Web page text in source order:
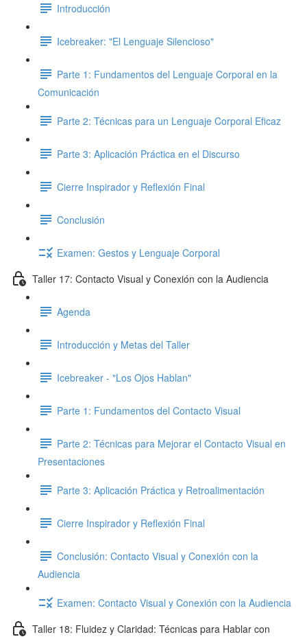
Introducción
Icebreaker: "El Lenguaje Silencioso"
Parte 1: Fundamentos del Lenguaje Corporal en la
Comunicación
Parte 2: Técnicas para un Lenguaje Corporal Eficaz
Parte 3: Aplicación Práctica en el Discurso
Cierre Inspirador y Reflexión Final
Conclusión
Examen: Gestos y Lenguaje Corporal
Taller 17: Contacto Visual y Conexión con la Audiencia
Agenda
Introducción y Metas del Taller
Icebreaker - "Los Ojos Hablan"
Parte 1: Fundamentos del Contacto Visual
Parte 2: Técnicas para Mejorar el Contacto Visual en
Presentaciones
Parte 3: Aplicación Práctica y Retroalimentación
Cierre Inspirador y Reflexión Final
Conclusión: Contacto Visual y Conexión con la
Audiencia
Examen: Contacto Visual y Conexión con la Audiencia
Taller 18: Fluidez y Claridad: Técnicas para Hablar con